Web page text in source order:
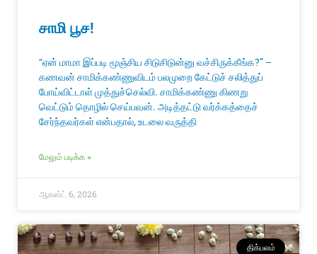
சாமி பூச!
“ஏன் மாமா இப்படி மூஞ்சிய சிடுசிடுன்னு வச்சிருக்கீங்க?” –
கணவன் சாமிக்கண்ணுவிடம் பலமுறை கேட்டுச் சலித்துப்
போய்விட்டாள் முத்துச்செல்வி. சாமிக்கண்ணு கிணறு
வெட்டும் தொழில் செய்பவன். அடித்தட்டு வர்க்கத்தைச்
சேர்ந்தவர்கள் என்பதால், உடலை வருத்தி
மேலும் படிக்க »
ஆகஸ்ட் 6, 2026
திக்பலம்